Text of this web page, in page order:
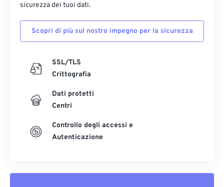
sicurezza dei tuoi dati.
Scopri di più sul nostro impegno per la sicurezza
SSL/TLS
Crittografia
Dati protetti
Centri
Controllo degli accessi e
Autenticazione